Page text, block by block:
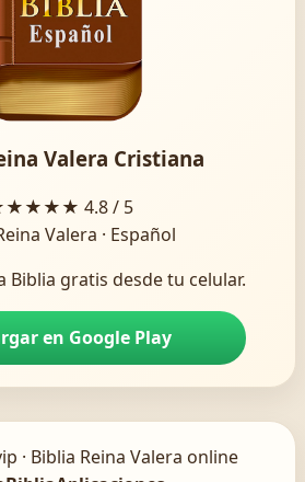
Valera Cristiana
4.8 / 5
Valera · Español
Biblia gratis desde tu celular.
en Google Play
· Biblia Reina Valera online